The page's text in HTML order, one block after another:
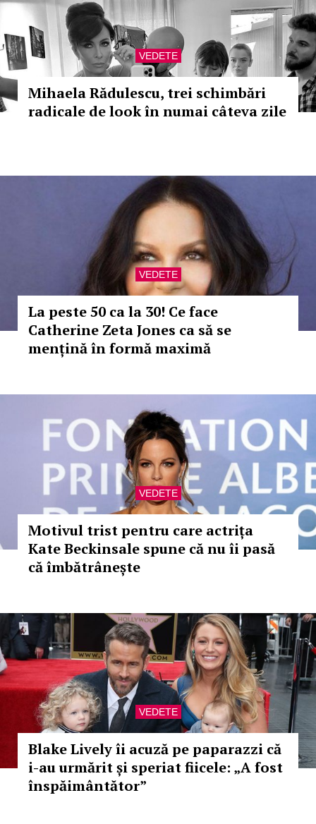
VEDETE
Mihaela Rădulescu, trei schimbări
radicale de look în numai câteva zile
VEDETE
La peste 50 ca la 30! Ce face
Catherine Zeta Jones ca să se
mențină în formă maximă
VEDETE
Motivul trist pentru care actrița
Kate Beckinsale spune că nu îi pasă
că îmbătrânește
VEDETE
Blake Lively îi acuză pe paparazzi că
i-au urmărit și speriat fiicele: „A fost
înspăimântător”